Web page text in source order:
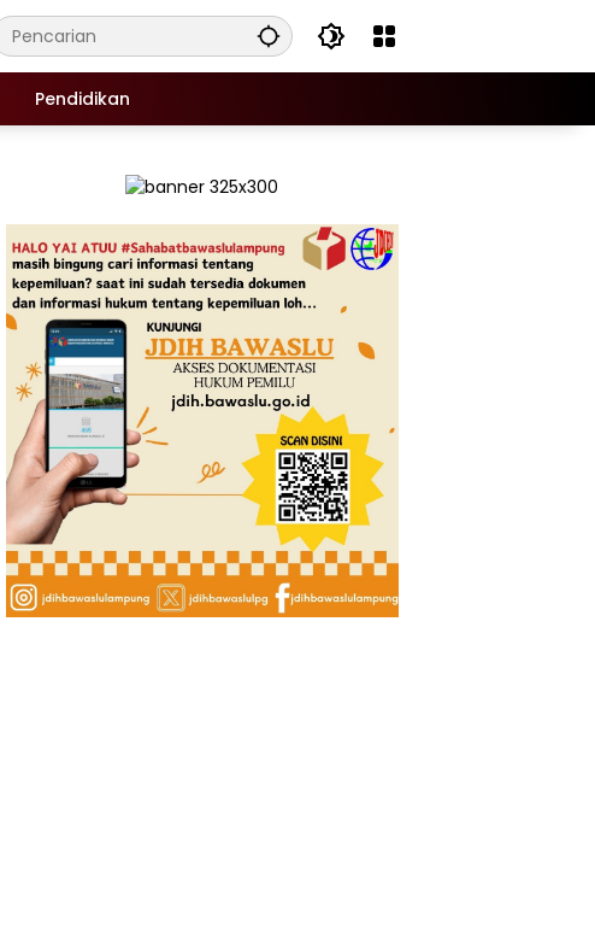
Pendidikan